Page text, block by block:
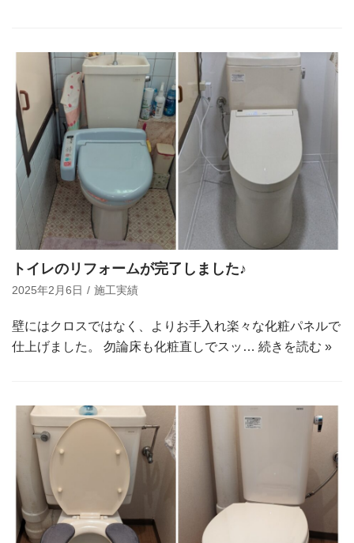
トイレのリフォームが完了しました♪
2025年2月6日 施工実績
壁にはクロスではなく、よりお手入れ楽々な化粧パネルで
仕上げました。 勿論床も化粧直しでスッ… 続きを読む »